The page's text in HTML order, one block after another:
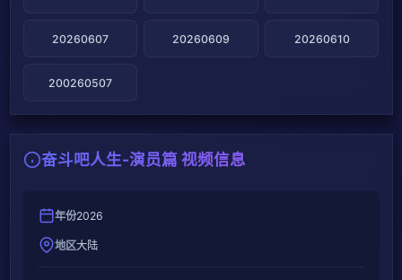
20260607 20260609 20260610
200260507
奋斗吧人生-演员篇 视频信息
年份2026
地区大陆